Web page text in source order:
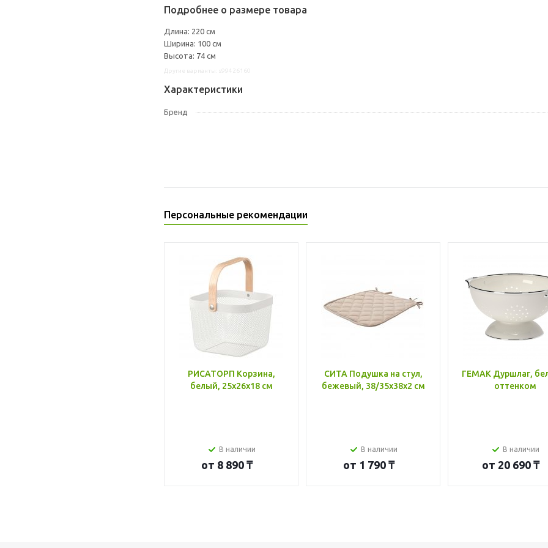
Подробнее о размере товара
Длина: 220 см
Ширина: 100 см
Высота: 74 см
Характеристики
Бренд
Персональные рекомендации
РИСАТОРП Корзина,
белый, 25x26x18 см
В наличии
от 8 890 ₸
СИТА Подушка на стул,
бежевый, 38/35x38x2 см
В наличии
от 1 790 ₸
ГЕМАК Дуршлаг,
оттенком
В наличии
от 20 690 ₸